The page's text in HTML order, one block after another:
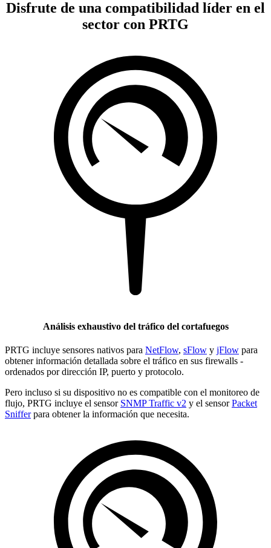
Disfrute de una compatibilidad líder en el
sector con PRTG
Análisis exhaustivo del tráfico del cortafuegos
PRTG incluye sensores nativos para NetFlow, sFlow y jFlow para
obtener información detallada sobre el tráfico en sus firewalls -
ordenados por dirección IP, puerto y protocolo.
Pero incluso si su dispositivo no es compatible con el monitoreo de
flujo, PRTG incluye el sensor SNMP Traffic v2 y el sensorPacket
Snifferpara obtener la información que necesita.